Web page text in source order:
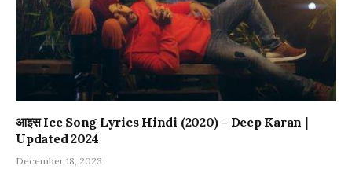
आइस Ice Song Lyrics Hindi (2020) – Deep Karan |
Updated 2024
December 18, 2023